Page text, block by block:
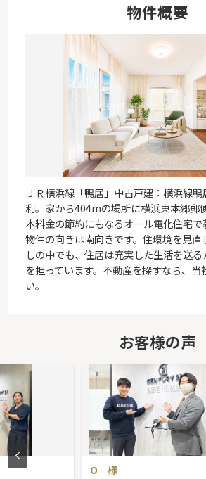
物件概要
ＪＲ横浜線「鴨居」中古戸建：横浜線
利。家から404mの場所に横浜東本郷郵
本料金の節約にもなるオール電化住宅で
物件の向きは南向きです。住環境を見直
しの中でも、住居は充実した生活を送
を担っています。不動産を探すなら、当
い。
お客様の声
O 様